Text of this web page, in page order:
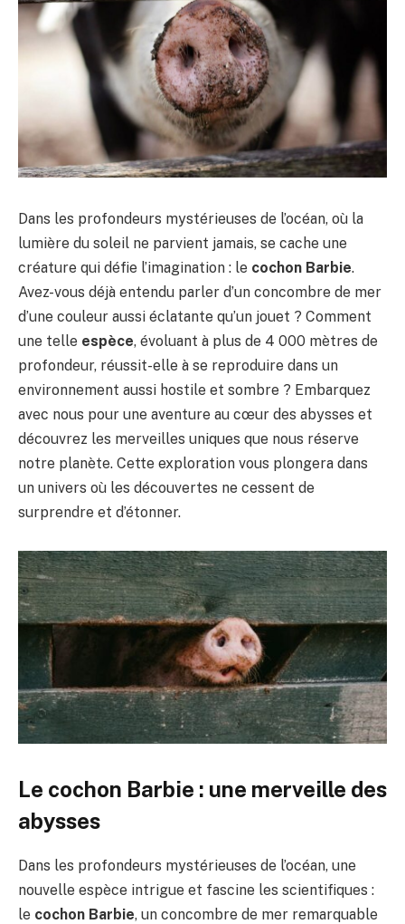
Dans les profondeurs mystérieuses de l’océan, où la
lumière du soleil ne parvient jamais, se cache une
créature qui défie l’imagination : le cochon Barbie.
Avez-vous déjà entendu parler d’un concombre de mer
d’une couleur aussi éclatante qu’un jouet ? Comment
une telle espèce, évoluant à plus de 4 000 mètres de
profondeur, réussit-elle à se reproduire dans un
environnement aussi hostile et sombre ? Embarquez
avec nous pour une aventure au cœur des abysses et
découvrez les merveilles uniques que nous réserve
notre planète. Cette exploration vous plongera dans
un univers où les découvertes ne cessent de
surprendre et d’étonner.
Le cochon Barbie : une merveille des
abysses
Dans les profondeurs mystérieuses de l’océan, une
nouvelle espèce intrigue et fascine les scientifiques :
le cochon Barbie, un concombre de mer remarquable